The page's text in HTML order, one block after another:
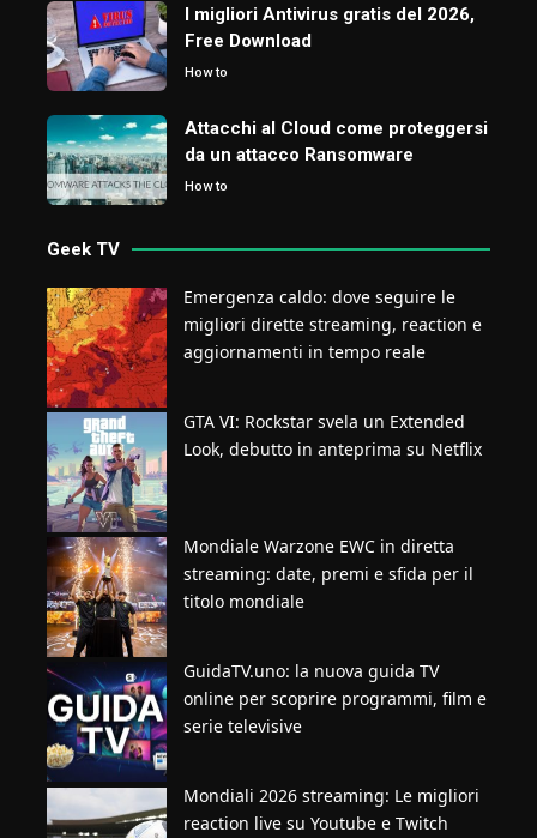
I migliori Antivirus gratis del 2026,
Free Download
How to
Attacchi al Cloud come proteggersi
da un attacco Ransomware
How to
Geek TV
Emergenza caldo: dove seguire le
migliori dirette streaming, reaction e
aggiornamenti in tempo reale
GTA VI: Rockstar svela un Extended
Look, debutto in anteprima su Netflix
Mondiale Warzone EWC in diretta
streaming: date, premi e sfida per il
titolo mondiale
GuidaTV.uno: la nuova guida TV
online per scoprire programmi, film e
serie televisive
Mondiali 2026 streaming: Le migliori
reaction live su Youtube e Twitch